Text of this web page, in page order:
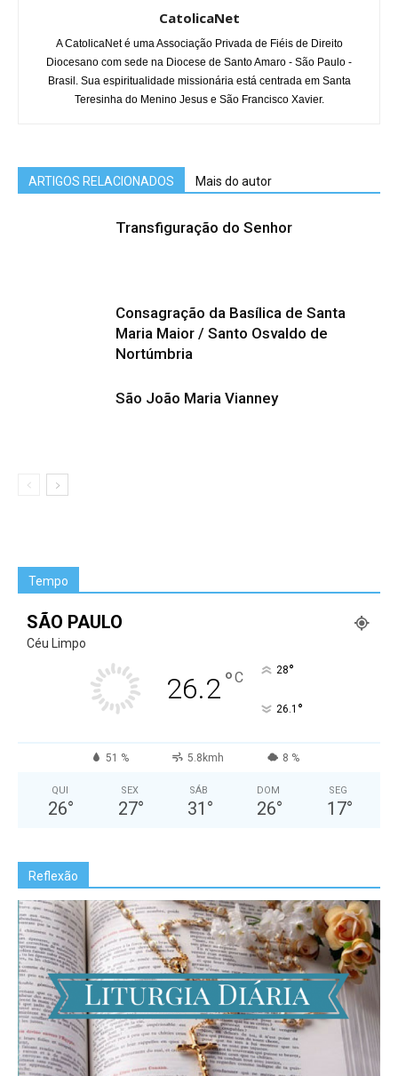
CatolicaNet
A CatolicaNet é uma Associação Privada de Fiéis de Direito
Diocesano com sede na Diocese de Santo Amaro - São Paulo -
Brasil. Sua espiritualidade missionária está centrada em Santa
Teresinha do Menino Jesus e São Francisco Xavier.
ARTIGOS RELACIONADOS Mais do autor
Transfiguração do Senhor
Consagração da Basílica de Santa
Maria Maior / Santo Osvaldo de
Nortúmbria
São João Maria Vianney
Tempo
SÃO PAULO
Céu Limpo
26.2°C 28°
26.1 °
51 % 5.8kmh 8 %
QUI
26°
SEX
27°
SÁB
31 °
DOM
26°
SEG
17°
Reflexão